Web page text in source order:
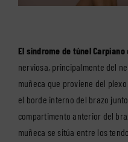
El síndrome de túnel Carpiano
nerviosa, principalmente del
muñeca que proviene del
el borde interno del brazo
compartimento anterior del
muñeca se sitúa entre los